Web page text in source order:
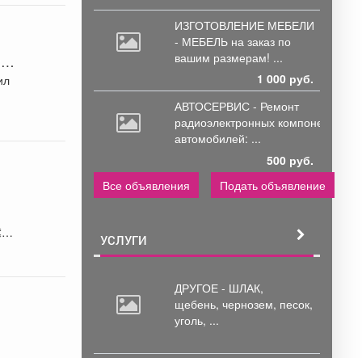
ИЗГОТОВЛЕНИЕ МЕБЕЛИ
- МЕБЕЛЬ на заказ по
вашим размерам! ...
1 000 руб.
АВТОСЕРВИС - Ремонт
радиоэлектронных компонентов
автомобилей: ...
500 руб.
Все объявления
Подать объявление
УСЛУГИ
ДРУГОЕ - ШЛАК,
щебень, чернозем, песок,
уголь, ...